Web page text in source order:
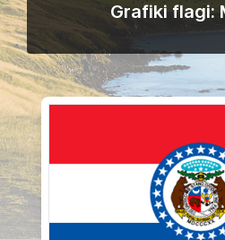
Grafiki flagi: